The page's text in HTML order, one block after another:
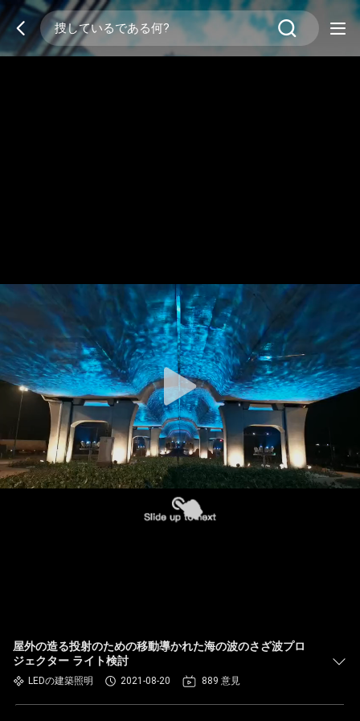
屋外の造る投射のための移動導かれた海の波のさざ波プロ
ジェクター ライト検討
LEDの建築照明 2021-08-20 889 意見